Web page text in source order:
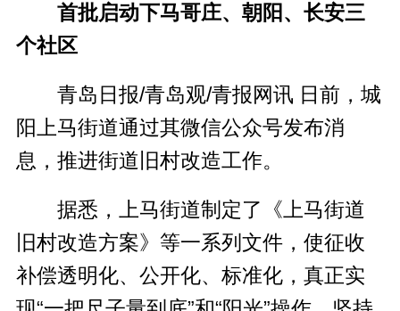
首批启动下马哥庄、朝阳、长安三
个社区
青岛日报/青岛观/青报网讯 日前，城
阳上马街道通过其微信公众号发布消
息，推进街道旧村改造工作。
据悉，上马街道制定了《上马街道
旧村改造方案》等一系列文件，使征收
补偿透明化、公开化、标准化，真正实